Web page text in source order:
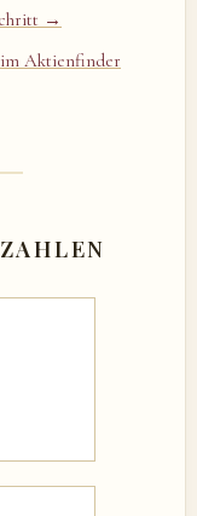
→
Aktienfinder